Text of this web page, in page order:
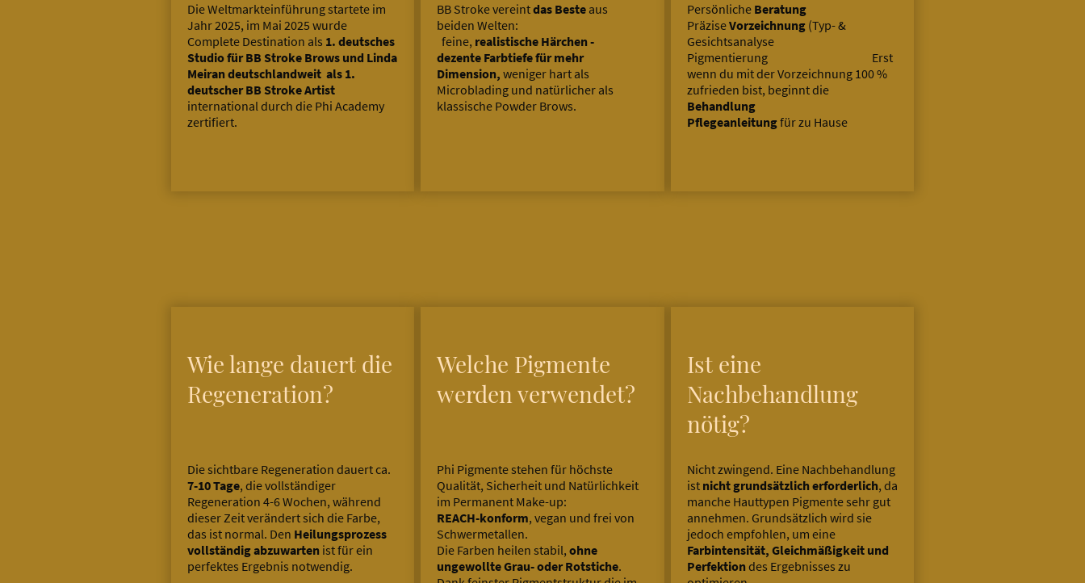
Die Weltmarkteinführung startete im
Jahr 2025, im Mai 2025 wurde
Complete Destination als 1. deutsches
Studio für BB Stroke Brows und Linda
Meiran deutschlandweit als 1.
deutscher BB Stroke Artist
international durch die Phi Academy
zertifiert.
BB Stroke vereintdas Beste aus
beiden Welten:
feine, realistische Härchen -
dezente Farbtiefe für mehr
Dimension, weniger hart als
Microblading und natürlicher als
klassische Powder Brows.
Persönliche Beratung
PräziseVorzeichnung(Typ- &
Gesichtsanalyse
Pigmentierung Erst
wenn du mit der Vorzeichnung 100 %
zufrieden bist, beginnt die
Behandlung
Pflegeanleitungfür zu Hause
Wie lange dauert die
Regeneration?
Die sichtbare Regeneration dauert ca.
7-10 Tage, die vollständiger
Regeneration 4-6 Wochen, während
dieser Zeit verändert sich die Farbe,
das ist normal. Den Heilungsprozess
vollständig abzuwarten ist für ein
perfektes Ergebnis notwendig.
Welche Pigmente
werden verwendet?
Phi Pigmente stehen für höchste
Qualität, Sicherheit und Natürlichkeit
im Permanent Make-up:
REACH-konform, vegan und frei von
Schwermetallen.
Die Farben heilen stabil,ohne
ungewollte Grau- oder Rotstiche.
Ist eine
Nachbehandlung
nötig?
Nicht zwingend. Eine Nachbehandlung
ist nicht grundsätzlich erforderlich, da
manche Hauttypen Pigmente sehr gut
annehmen. Grundsätzlich wird sie
jedoch empfohlen, um eine
Farbintensität, Gleichmäßigkeit und
Perfektiondes Ergebnisses zu